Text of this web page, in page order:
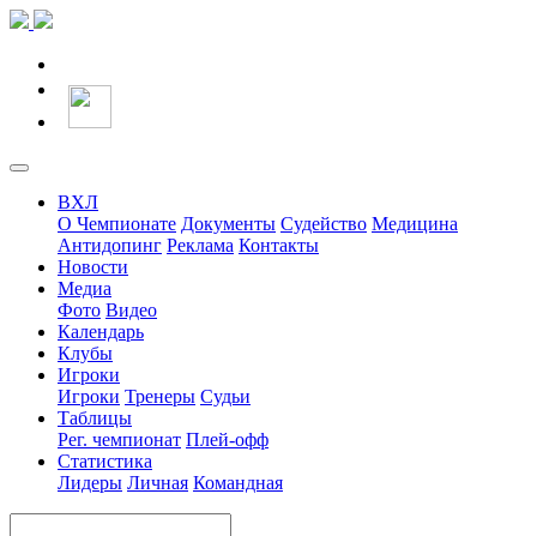
ВХЛ
О Чемпионате Документы Судейство Медицина
Антидопинг Реклама Контакты
Новости
Медиа
Фото Видео
Календарь
Клубы
Игроки
Игроки Тренеры Судьи
Таблицы
Рег. чемпионат Плей-офф
Статистика
Лидеры Личная Командная